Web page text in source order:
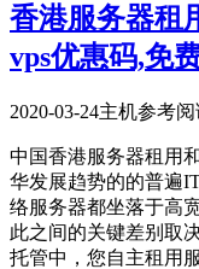
香港服务器租
vps优惠码,免
2020-03-24主机参考阅
中国香港服务器租用
华发展趋势的的普遍
络服务器都坐落于高
此之间的关键差别取
托管中，您自主租用